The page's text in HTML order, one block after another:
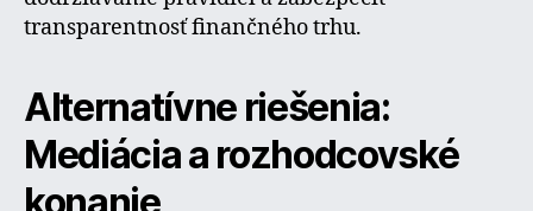
transparentnosť finančného trhu.
Alternatívne riešenia:
Mediácia a rozhodcovské